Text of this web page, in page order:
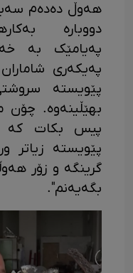
هەوڵ دەدەم
دووبارە
پەیامێک بە
پەیکەری
پێویستە
بهێڵینەوە. چۆن
پیس بکات کە
پێویستە زیاتر
گرینگە و زۆر
بگەیەنم".